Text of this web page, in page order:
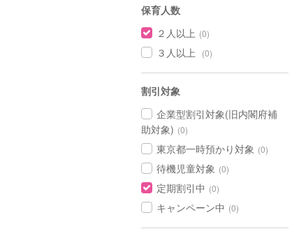
保育人数
２人以上 (0)
３人以上 (0)
割引対象
企業型割引対象(旧内閣府補
助対象) (0)
東京都一時預かり対象 (0)
待機児童対象 (0)
定期割引中 (0)
キャンペーン中 (0)